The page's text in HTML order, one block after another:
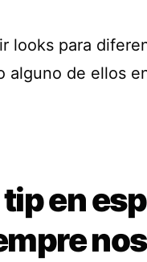
looks para
alguno de ellos
en
nos